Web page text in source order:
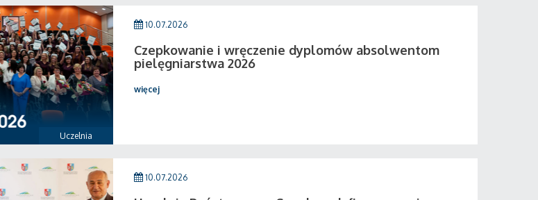
Uczelnia
10.07.2026
Czepkowanie i wręczenie dyplomów absolwentom
pielęgniarstwa 2026
więcej
10.07.2026